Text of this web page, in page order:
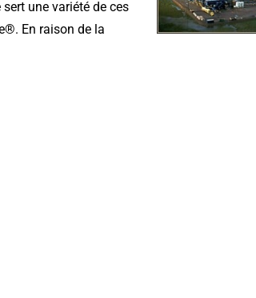
une variété de ces
En raison de la